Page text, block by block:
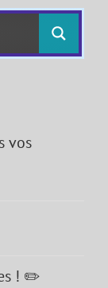
vos
! ✏️